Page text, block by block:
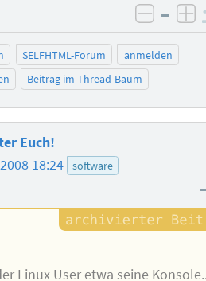
–
SELFHTML-Forum
anmelden
Beitrag im Thread-Baum
Euch!
18:24 software
Linux User etwa seine